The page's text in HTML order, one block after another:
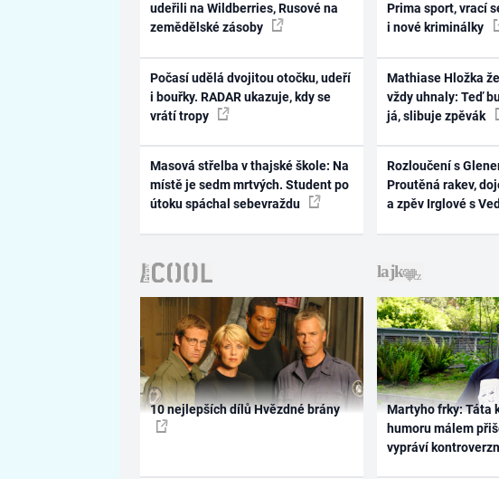
udeřili na Wildberries, Rusové na
zemědělské zásoby
Počasí udělá dvojitou otočku, udeří
i bouřky. RADAR ukazuje, kdy se
vrátí tropy
Masová střelba v thajské škole: Na
místě je sedm mrtvých. Student po
útoku spáchal sebevraždu
Prima sport, vrací
i nové kriminálky
Mathiase Hložka
vždy uhnaly: Teď
já, slibuje zpěvák
Rozloučení s
Proutěná rakev,
a zpěv Irglové s
10 nejlepších dílů Hvězdné brány
Martyho frky: Táta
humoru málem
vypráví